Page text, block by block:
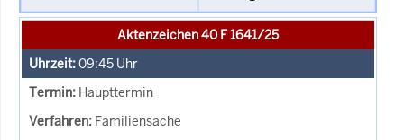
Aktenzeichen 40 F 1641/25
09:45 Uhr
Haupttermin
Familiensache